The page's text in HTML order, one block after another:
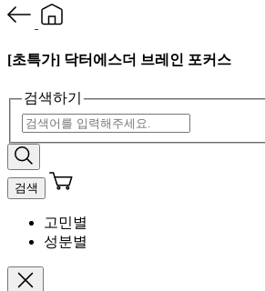
[초특가] 닥터에스더 브레인 포커스
검색하기
검색
고민별
성분별